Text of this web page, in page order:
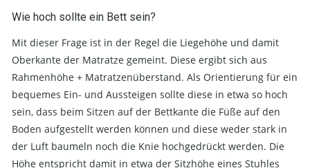
Wie hoch sollte ein Bett sein?
Mit dieser Frage ist in der Regel die Liegehöhe und damit
Oberkante der Matratze gemeint. Diese ergibt sich aus
Rahmenhöhe + Matratzenüberstand. Als Orientierung für ein
bequemes Ein- und Aussteigen sollte diese in etwa so hoch
sein, dass beim Sitzen auf der Bettkante die Füße auf den
Boden aufgestellt werden können und diese weder stark in
der Luft baumeln noch die Knie hochgedrückt werden. Die
Höhe entspricht damit in etwa der Sitzhöhe eines Stuhles